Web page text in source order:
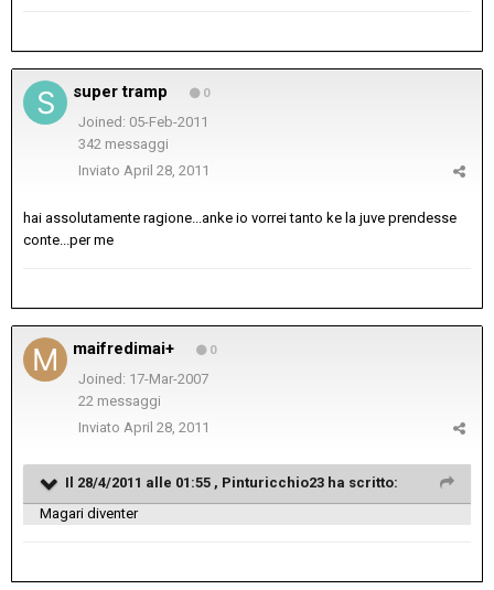
super tramp 0
Joined: 05-Feb-2011
342 messaggi
Inviato April 28, 2011
hai assolutamente ragione...anke io vorrei tanto ke la juve prendesse
conte...per me
maifredimai+ 0
Joined: 17-Mar-2007
22 messaggi
Inviato April 28, 2011
Il 28/4/2011 alle 01:55 , Pinturicchio23 ha scritto:
Magari diventer